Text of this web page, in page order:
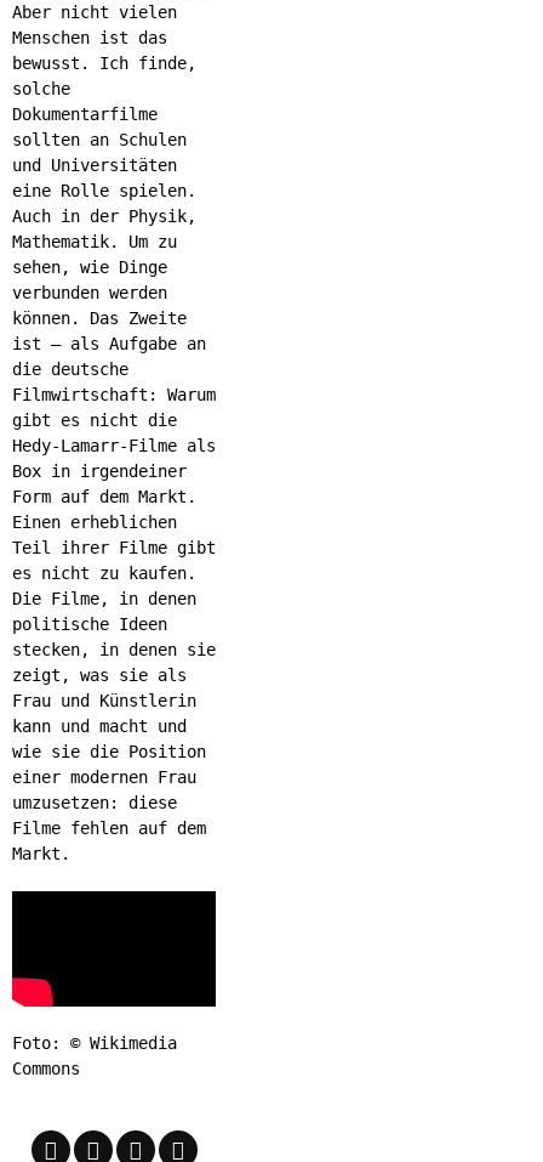
Aber nicht vielen
Menschen ist das
bewusst. Ich finde,
solche
Dokumentarfilme
sollten an Schulen
und Universitäten
eine Rolle spielen.
Auch in der Physik,
Mathematik. Um zu
sehen, wie Dinge
verbunden werden
können. Das Zweite
ist – als Aufgabe an
die deutsche
Filmwirtschaft: Warum
gibt es nicht die
Hedy-Lamarr-Filme als
Box in irgendeiner
Form auf dem Markt.
Einen erheblichen
Teil ihrer Filme gibt
es nicht zu kaufen.
Die Filme, in denen
politische Ideen
stecken, in denen sie
zeigt, was sie als
Frau und Künstlerin
kann und macht und
wie sie die Position
einer modernen Frau
umzusetzen: diese
Filme fehlen auf dem
Markt.
Foto: © Wikimedia
Commons